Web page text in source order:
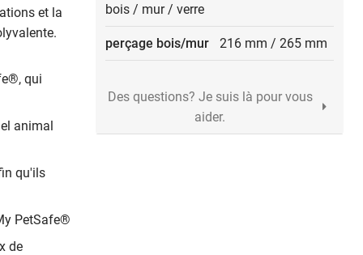
et la
qui
animal
qu'ils
PetSafe®
de
bois / mur/ verre
perçage bois/mur 216 mm / 265 mm
Des questions? Je suis là pour vous
aider.